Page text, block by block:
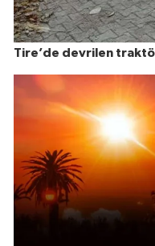
Tire’de devrilen